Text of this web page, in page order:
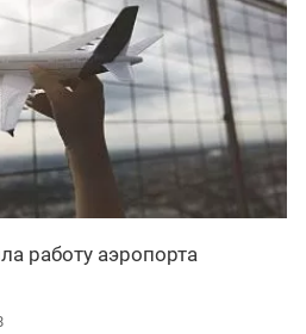
работу аэропорта